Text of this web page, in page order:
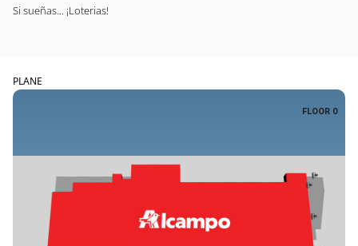
Si sueñas... ¡Loterias!
PLANE